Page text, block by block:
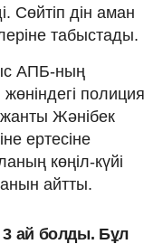
Сөйтіп дін аман
табыстады.
АПБ-ның
полиция
Жәнібек
ертесіне
көңіл-күйі
айтты.
ай болды. Бұл